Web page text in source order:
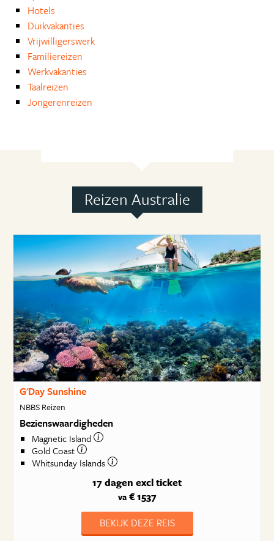
Hotels
Duikvakanties
Vrijwilligerswerk
Familiereizen
Werkvakanties
Taalreizen
Jongerenreizen
Reizen Australie
G'Day Sunshine
NBBS Reizen
Bezienswaardigheden
Magnetic Island
Gold Coast
Whitsunday Islands
17 dagen excl ticket
va€ 1537
BEKIJK DEZE REIS